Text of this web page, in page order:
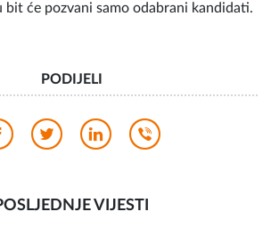
bit će pozvani samo odabrani kandidati.
PODIJELI
VIJESTI